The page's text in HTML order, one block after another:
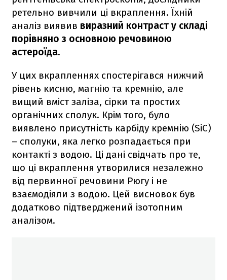
ретельно вивчили ці вкраплення. Їхній
аналіз виявив виразний контраст у складі
порівняно з основною речовиною
астероїда.
У цих вкрапленнях спостерігався нижчий
рівень кисню, магнію та кремнію, але
вищий вміст заліза, сірки та простих
органічних сполук. Крім того, було
виявлено присутність карбіду кремнію (SiC)
– сполуки, яка легко розпадається при
контакті з водою. Ці дані свідчать про те,
що ці вкраплення утворилися незалежно
від первинної речовини Рюгу і не
взаємодіяли з водою. Цей висновок був
додатково підтверджений ізотопним
аналізом.